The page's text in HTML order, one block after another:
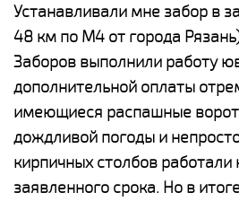
Устанавливали мне забор в
48 км по М4 от города
Заборов выполнили работу
дополнительной оплаты
имеющиеся распашные
дождливой погоды и
кирпичных столбов
заявленного срока. Но в